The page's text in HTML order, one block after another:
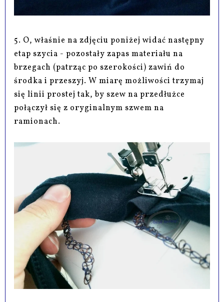
5. O, właśnie na zdjęciu poniżej widać następny
etap szycia - pozostały zapas materiału na
brzegach (patrząc po szerokości) zawiń do
środka i przeszyj. W miarę możliwości trzymaj
się linii prostej tak, by szew na przedłużce
połączył się z oryginalnym szwem na
ramionach.